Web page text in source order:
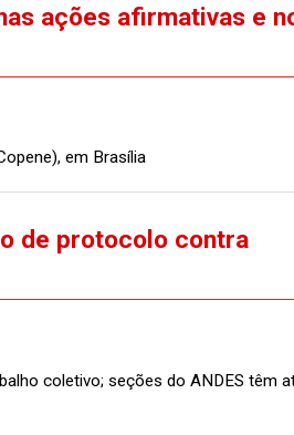
ações afirmativas e
em Brasília
de protocolo contra
coletivo; seções do ANDES têm